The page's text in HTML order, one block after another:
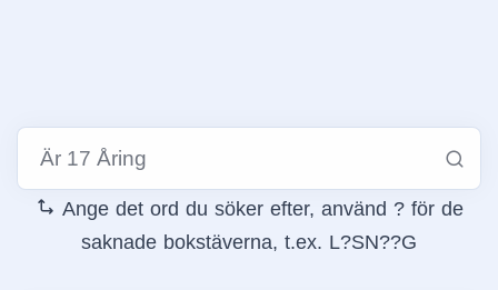
Ange det ord du söker efter, använd ? för de
saknade bokstäverna, t.ex. L?SN??G